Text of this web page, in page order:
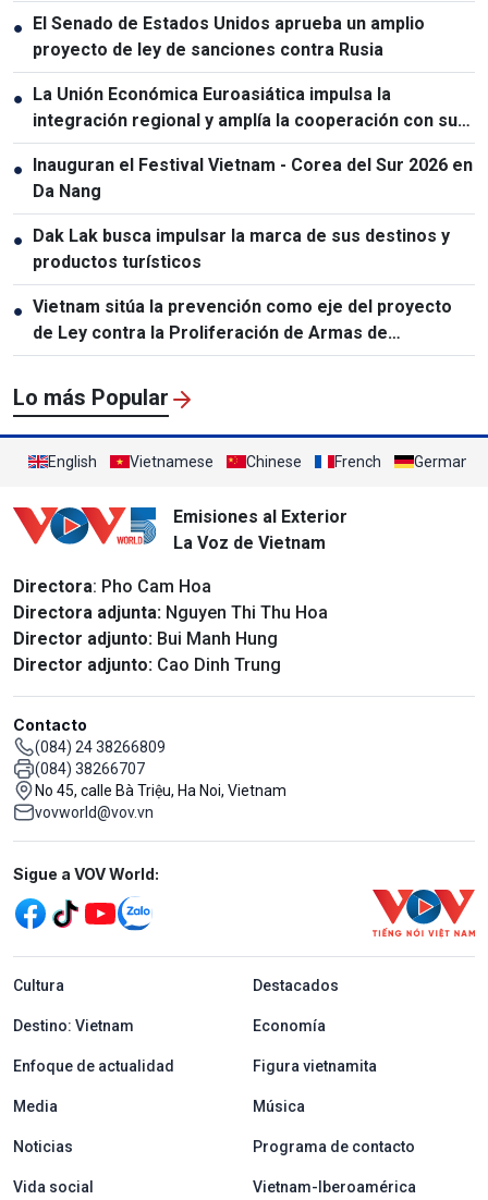
● El Senado de Estados Unidos aprueba un amplio
proyecto de ley de sanciones contra Rusia
● La Unión Económica Euroasiática impulsa la
integración regional y amplía la cooperación con sus
socios
● Inauguran el Festival Vietnam - Corea del Sur 2026 en
Da Nang
● Dak Lak busca impulsar la marca de sus destinos y
productos turísticos
● Vietnam sitúa la prevención como eje del proyecto
de Ley contra la Proliferación de Armas de
Destrucción Masiva
Lo más Popular
English Vietnamese Chinese French German
Emisiones al Exterior
La Voz de Vietnam
Directora: Pho Cam Hoa
Directora adjunta: Nguyen Thi Thu Hoa
Director adjunto: Bui Manh Hung
Director adjunto: Cao Dinh Trung
Contacto
(084) 24 38266809
(084) 38266707
No 45, calle Bà Triệu, Ha Noi, Vietnam
vovworld@vov.vn
Mạng xã hội
Sigue a VOV World:
menu footer tiếng Tây ban nha
Cultura Destacados
Destino: Vietnam Economía
Enfoque de actualidad Figura vietnamita
Media Música
Noticias Programa de contacto
Vida social Vietnam-Iberoamérica